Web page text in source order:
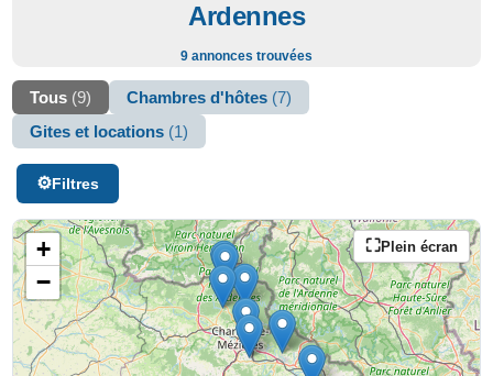
Ardennes
9 annonces trouvées
Tous (9) Chambres d'hôtes (7)
Gites et locations (1)
Filtres
Plein écran
+
−